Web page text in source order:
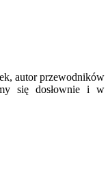
autor przewodników
się dosłownie i w